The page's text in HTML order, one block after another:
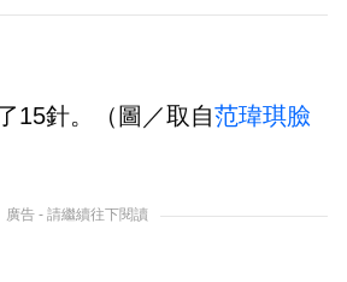
15針。（圖／取自范瑋琪臉
廣告 - 請繼續往下閱讀